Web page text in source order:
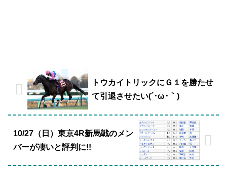
トウカイトリックにＧ１を勝たせ
て引退させたい(´･ω･｀)
10/27（日）東京4R新馬戦のメン
バーが凄いと評判に!!